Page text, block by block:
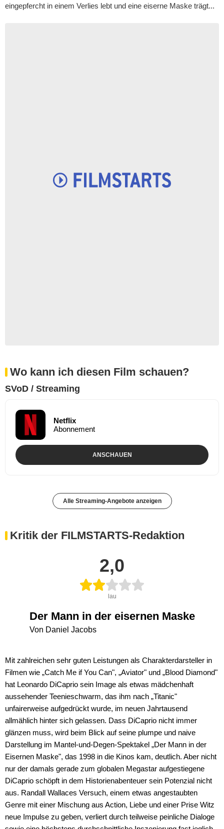
eingepfercht in einem Verlies lebt und eine eiserne Maske trägt...
Wo kann ich diesen Film schauen?
SVoD / Streaming
Netflix
Abonnement
ANSCHAUEN
Alle Streaming-Angebote anzeigen
Kritik der FILMSTARTS-Redaktion
2,0
lau
Der Mann in der eisernen Maske
Von Daniel Jacobs
Mit zahlreichen sehr guten Leistungen als Charakterdarsteller in
Filmen wie „Catch Me if You Can", „Aviator" und „Blood Diamond"
hat Leonardo DiCaprio sein Image als etwas mädchenhaft
aussehender Teenieschwarm, das ihm nach „Titanic"
unfairerweise aufgedrückt wurde, im neuen Jahrtausend
allmählich hinter sich gelassen. Dass DiCaprio nicht immer
glänzen muss, wird beim Blick auf seine plumpe und naive
Darstellung im Mantel-und-Degen-Spektakel „Der Mann in der
Eisernen Maske", das 1998 in die Kinos kam, deutlich. Aber nicht
nur der damals gerade zum globalen Megastar aufgestiegene
DiCaprio schöpft in dem Historienabenteuer sein Potenzial nicht
aus. Randall Wallaces Versuch, einem etwas angestaubten
Genre mit einer Mischung aus Action, Liebe und einer Prise Witz
neue Impulse zu geben, verliert durch teilweise peinliche Dialoge